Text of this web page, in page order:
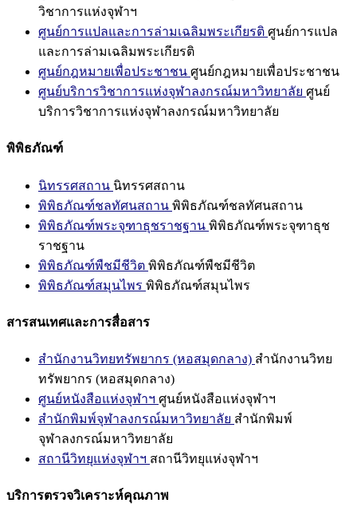
วิชาการแห่งจุฬาฯ
ศูนย์การแปลและการล่ามเฉลิมพระเกียรติ ศูนย์การแปล
และการล่ามเฉลิมพระเกียรติ
ศูนย์กฎหมายเพื่อประชาชน ศูนย์กฎหมายเพื่อประชาชน
ศูนย์บริการวิชาการแห่งจุฬาลงกรณ์มหาวิทยาลัย ศูนย์
บริการวิชาการแห่งจุฬาลงกรณ์มหาวิทยาลัย
พิพิธภัณฑ์
นิทรรศสถาน นิทรรศสถาน
พิพิธภัณฑ์ชลทัศนสถาน พิพิธภัณฑ์ชลทัศนสถาน
พิพิธภัณฑ์พระจุฑาธุชราชฐาน พิพิธภัณฑ์พระจุฑาธุช
ราชฐาน
พิพิธภัณฑ์พืชมีชีวิต พิพิธภัณฑ์พืชมีชีวิต
พิพิธภัณฑ์สมุนไพร พิพิธภัณฑ์สมุนไพร
สารสนเทศและการสื่อสาร
สำนักงานวิทยทรัพยากร (หอสมุดกลาง) สำนักงานวิทย
ทรัพยากร (หอสมุดกลาง)
ศูนย์หนังสือแห่งจุฬาฯ ศูนย์หนังสือแห่งจุฬาฯ
สำนักพิมพ์จุฬาลงกรณ์มหาวิทยาลัย สำนักพิมพ์
จุฬาลงกรณ์มหาวิทยาลัย
สถานีวิทยุแห่งจุฬาฯ สถานีวิทยุแห่งจุฬาฯ
บริการตรวจวิเคราะห์คุณภาพ